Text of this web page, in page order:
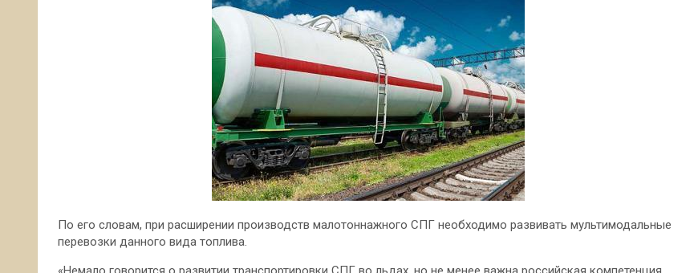
По его словам, при расширении производств малотоннажного СПГ необходимо развивать мультимодальные
перевозки данного вида топлива.